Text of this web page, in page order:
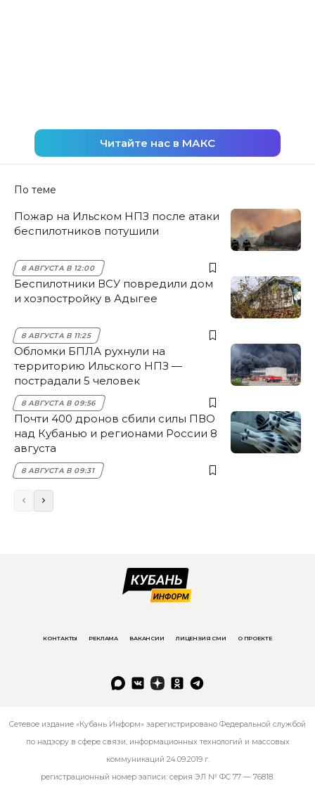
Читайте нас в МАКС
По теме
Пожар на Ильском НПЗ после атаки
беспилотников потушили
8 АВГУСТА В 12:00
Беспилотники ВСУ повредили дом
и хозпостройку в Адыгее
8 АВГУСТА В 11:25
Обломки БПЛА рухнули на
территорию Ильского НПЗ —
пострадали 5 человек
8 АВГУСТА В 09:56
Почти 400 дронов сбили силы ПВО
над Кубанью и регионами России 8
августа
8 АВГУСТА В 09:31
КОНТАКТЫ РЕКЛАМА ВАКАНСИИ ЛИЦЕНЗИЯ СМИ О ПРОЕКТЕ
Сетевое издание «Кубань Информ» зарегистрировано Федеральной службой
по надзору в сфере связи, информационных технологий и массовых
коммуникаций 24.09.2019 г.
регистрационный номер записи: серия ЭЛ № ФС 77 — 76818.